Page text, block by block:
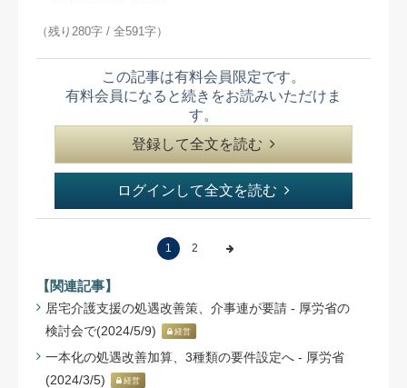
（残り280字 / 全591字）
この記事は有料会員限定です。
有料会員になると続きをお読みいただけま
す。
登録して全文を読む
ログインして全文を読む
1 2
【関連記事】
居宅介護支援の処遇改善策、介事連が要請 - 厚労省の
検討会で(2024/5/9)
経営
一本化の処遇改善加算、3種類の要件設定へ - 厚労省
(2024/3/5)
経営